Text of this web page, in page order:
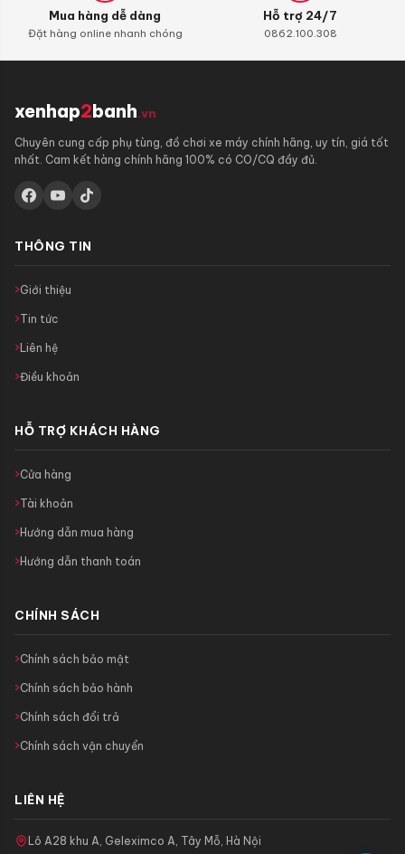
Mua hàng dễ dàng
Đặt hàng online nhanh chóng
Hỗ trợ 24/7
0862.100.308
xenhap2banh.vn
Chuyên cung cấp phụ tùng, đồ chơi xe máy chính hãng, uy tín, giá tốt
nhất. Cam kết hàng chính hãng 100% có CO/CQ đầy đủ.
THÔNG TIN
Giới thiệu
Tin tức
Liên hệ
Điều khoản
HỖ TRỢ KHÁCH HÀNG
Cửa hàng
Tài khoản
Hướng dẫn mua hàng
Hướng dẫn thanh toán
CHÍNH SÁCH
Chính sách bảo mật
Chính sách bảo hành
Chính sách đổi trả
Chính sách vận chuyển
LIÊN HỆ
Lô A28 khu A, Geleximco A, Tây Mỗ, Hà Nội